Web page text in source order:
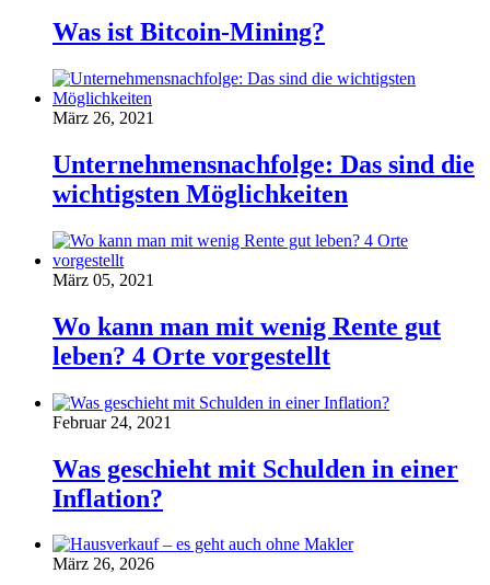
Was ist Bitcoin-Mining?
März 26, 2021
Unternehmensnachfolge: Das sind die
wichtigsten Möglichkeiten
März 05, 2021
Wo kann man mit wenig Rente gut
leben? 4 Orte vorgestellt
Februar 24, 2021
Was geschieht mit Schulden in einer
Inflation?
März 26, 2026